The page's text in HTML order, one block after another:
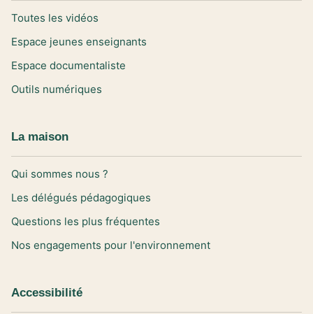
Toutes les vidéos
Espace jeunes enseignants
Espace documentaliste
Outils numériques
La maison
Qui sommes nous ?
Les délégués pédagogiques
Questions les plus fréquentes
Nos engagements pour l'environnement
Accessibilité